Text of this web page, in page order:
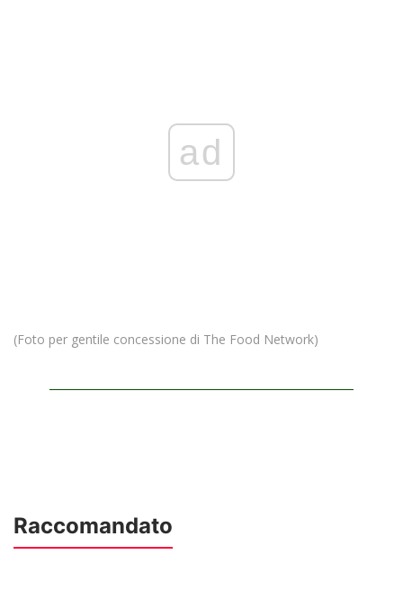
ad
(Foto per gentile concessione di The Food Network)
Raccomandato